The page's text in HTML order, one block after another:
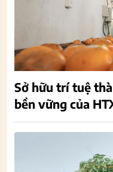
Sở hữu trí tuệ
bền vững của